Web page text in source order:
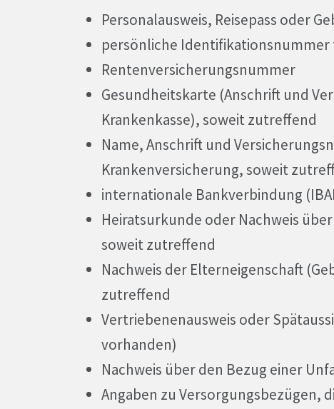
Personalausweis, Reisepass oder
persönliche
Rentenversicherungsnummer
Gesundheitskarte (Anschrift und
Krankenkasse), soweit zutreffend
Name, Anschrift und
Krankenversicherung, soweit
internationale Bankverbindung
Heiratsurkunde oder Nachweis
soweit zutreffend
Nachweis der Elterneigenschaft
zutreffend
Vertriebenenausweis oder
vorhanden)
Nachweis über den Bezug einer
Angaben zu Versorgungsbezügen,